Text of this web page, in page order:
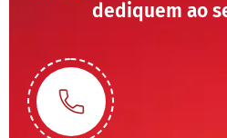
dediquem ao